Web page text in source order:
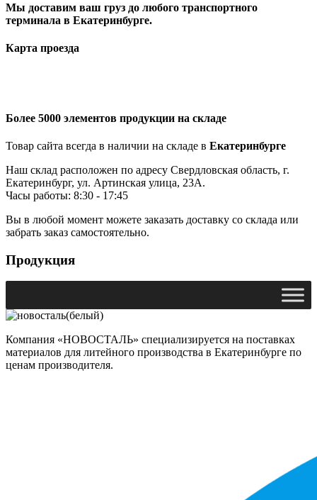
Мы доставим ваш груз до любого транспортного
терминала в Екатеринбурге.
Карта проезда
Более 5000 элементов продукции на складе
Товар сайта всегда в наличии на складе в Екатеринбурге
Наш склад расположен по адресу Свердловская область, г.
Екатеринбург, ул. Артинская улица, 23А.
Часы работы: 8:30 - 17:45
Вы в любой момент можете заказать доставку со склада или
забрать заказ самостоятельно.
Продукция
Компания «НОВОСТАЛЬ» специализируется на поставках
материалов для литейного производства в Екатеринбурге по
ценам производителя.